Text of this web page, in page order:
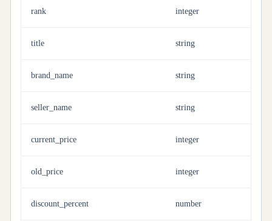
rank integer
title string
brand_name string
seller_name string
current_price integer
old_price integer
discount_percent number